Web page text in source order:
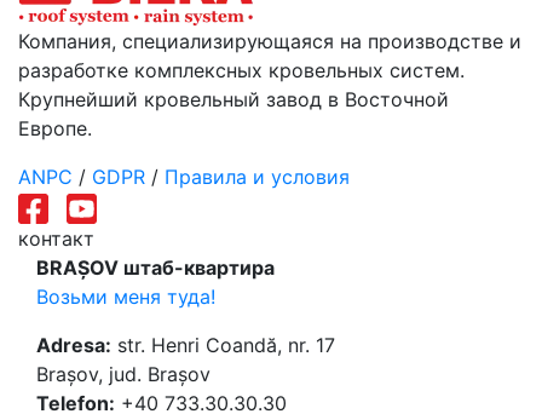
Компания, специализирующаяся на производстве и
разработке комплексных кровельных систем.
Крупнейший кровельный завод в Восточной
Европе.
ANPC / GDPR / Правила и условия
контакт
BRAȘOV штаб-квартира
Возьми меня туда!
Adresa: str. Henri Coandă, nr. 17
Brașov, jud. Brașov
Telefon: +40 733.30.30.30